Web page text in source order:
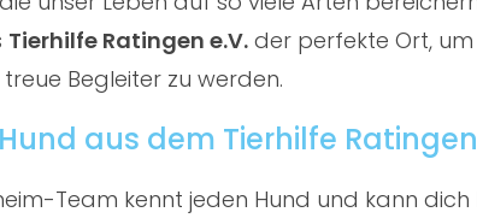
Tierhilfe Ratingen e.V. der perfekte Ort, um
Begleiter zu werden.
aus dem Tierhilfe
Team kennt jeden Hund und kann